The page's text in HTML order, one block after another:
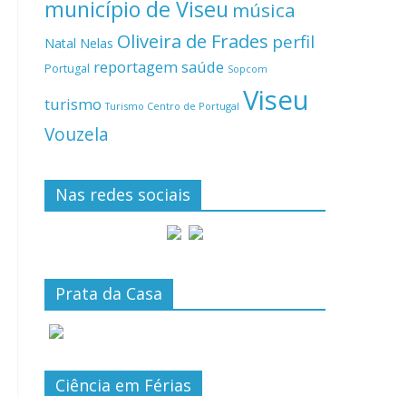
município de Viseu música
Natal Nelas Oliveira de Frades perfil
Portugal reportagemsaúde Sopcom
turismo Turismo Centro de Portugal Viseu
Vouzela
Nas redes sociais
Prata da Casa
Ciência em Férias